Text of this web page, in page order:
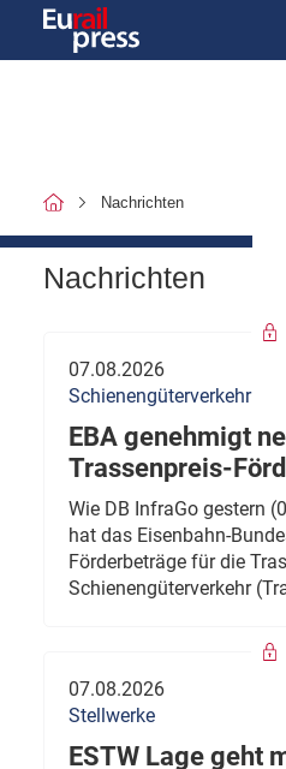
Nachrichten
Nachrichten
07.08.2026
Schienengüterverkehr
EBA genehmigt
Trassenpreis-
Wie DB InfraGo gestern
hat das Eisenbahn-
Förderbeträge für die
Schienengüterverkehr
07.08.2026
Stellwerke
ESTW Lage geht